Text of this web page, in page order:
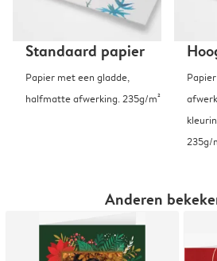
Standaard papier
Papier met een gladde,
halfmatte afwerking. 235g/m²
235g/
Anderen